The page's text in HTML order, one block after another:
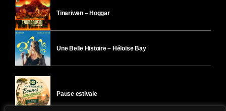
Tinariwen – Hoggar
Une Belle Histoire – Héloïse Bay
Pause estivale